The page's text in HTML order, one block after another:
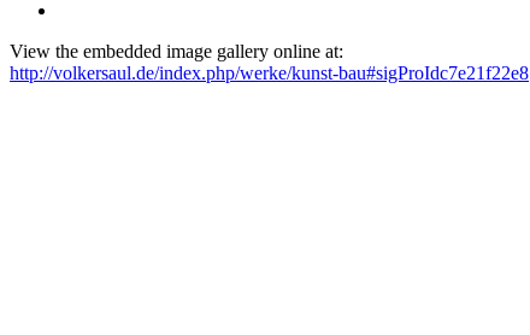
View the embedded image gallery online at:
http://volkersaul.de/index.php/werke/kunst-bau#sigProIdc7e21f22e8